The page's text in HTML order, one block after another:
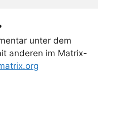
unter dem
anderen im Matrix-